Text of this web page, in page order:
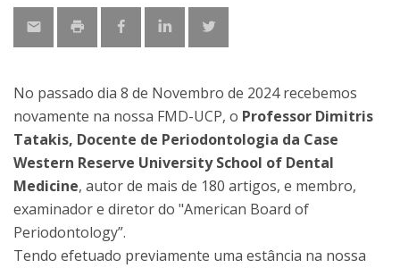
No passado dia 8 de Novembro de 2024 recebemos
novamente na nossa FMD-UCP, o Professor Dimitris
Tatakis, Docente de Periodontologia da Case
Western Reserve University School of Dental
Medicine, autor de mais de 180 artigos, e membro,
examinador e diretor do "American Board of
Periodontology”.
Tendo efetuado previamente uma estância na nossa